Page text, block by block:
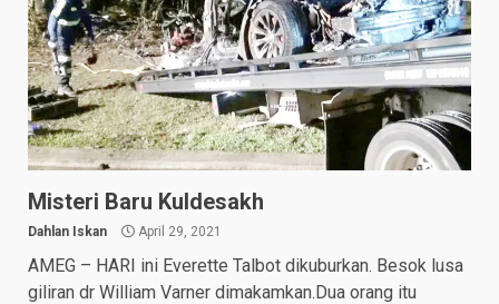
Misteri Baru Kuldesakh
Dahlan Iskan April 29, 2021
AMEG – HARI ini Everette Talbot dikuburkan. Besok lusa
giliran dr William Varner dimakamkan.Dua orang itu